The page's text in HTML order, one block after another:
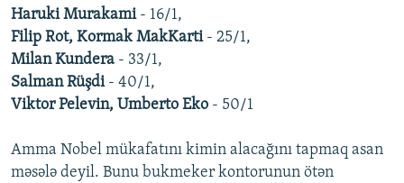
Haruki Murakami- 16/1,
Filip Rot, Kormak MakKarti - 25/1,
Milan Kundera - 33/1,
Salman Rüşdi - 40/1,
Viktor Pelevin, Umberto Eko - 50/1
Amma Nobel mükafatını kimin alacağını tapmaq asan
məsələ deyil. Bunu bukmeker kontorunun ötən